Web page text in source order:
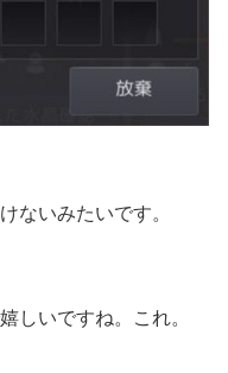
ないみたいです。
しいですね。これ。